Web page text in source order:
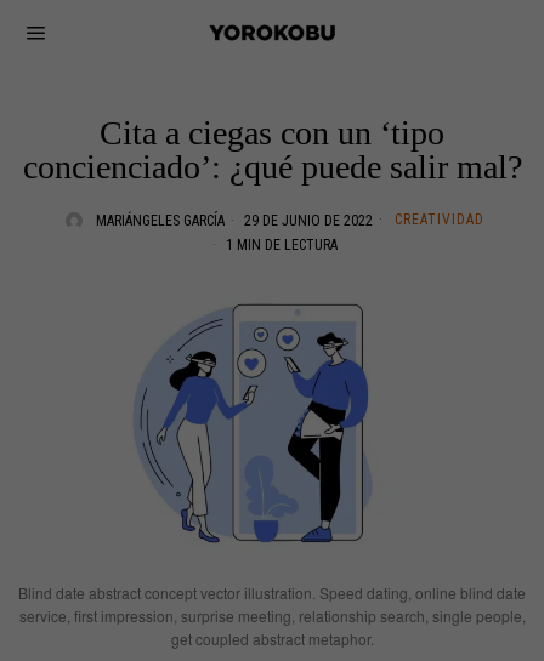
Cita a ciegas con un ‘tipo
concienciado’: ¿qué puede salir mal?
MARIÁNGELES GARCÍA 29 DE JUNIO DE 2022
CREATIVIDAD
1 MIN DE LECTURA
Blind date abstract concept vector illustration. Speed dating, online blind date
service, first impression, surprise meeting, relationship search, single people,
get coupled abstract metaphor.